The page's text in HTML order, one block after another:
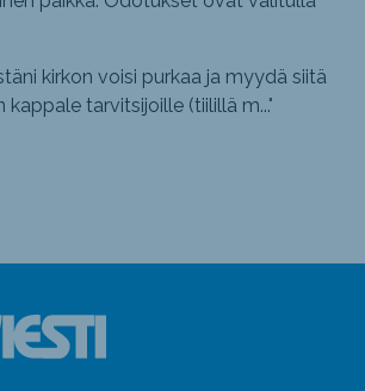
kirkon voisi purkaa ja myydä siitä
tarvitsijoille (tiilillä m..."